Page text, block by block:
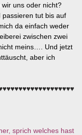
uns oder nicht?
passieren tut bis auf
da einfach weder
zwischen zwei
meins…. Und jetzt
aber ich
sprich welches hast